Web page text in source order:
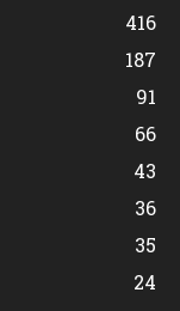
416
187
91
66
43
36
35
24